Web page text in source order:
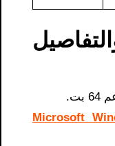
Microsoft